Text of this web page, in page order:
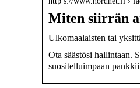
Miten siirrän
Ulkomaalaisten tai
Ota säästösi hallintaan.
suositelluimpaan